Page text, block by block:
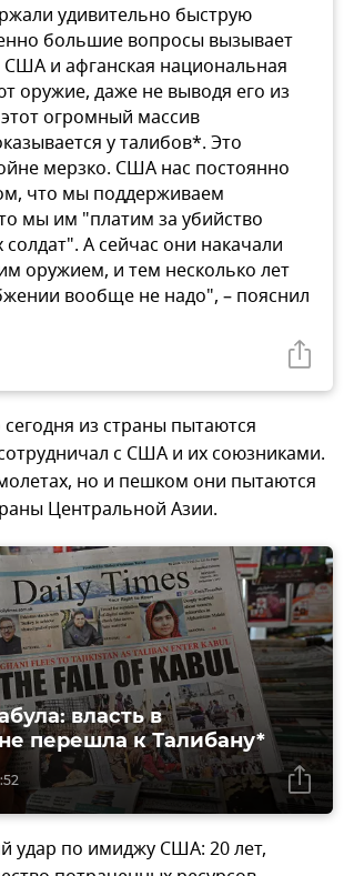
удивительно быструю
большие вопросы вызывает
и афганская национальная
оружие, даже не выводя его из
огромный массив
у талибов*. Это
мерзко. США нас постоянно
что мы поддерживаем
мы им "платим за убийство
А сейчас они накачали
оружием, и тем несколько лет
вообще не надо", – пояснил
из страны пытаются
с США и их союзниками.
но и пешком они пытаются
Центральной Азии.
власть в
перешла к Талибану*
удар по имиджу США: 20 лет,